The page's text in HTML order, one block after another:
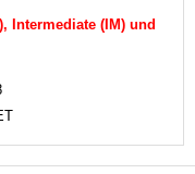
Intermediate (IM) und